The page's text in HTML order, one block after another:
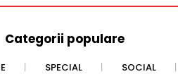
Categorii populare
SPECIAL SOCIAL